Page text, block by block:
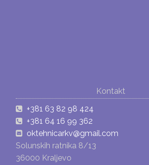
Kontakt
+381 63 82 98 424
+381 64 16 99 362
oktehnicarkv@gmail.com
Solunskih ratnika 8/13
36000 Kraljevo